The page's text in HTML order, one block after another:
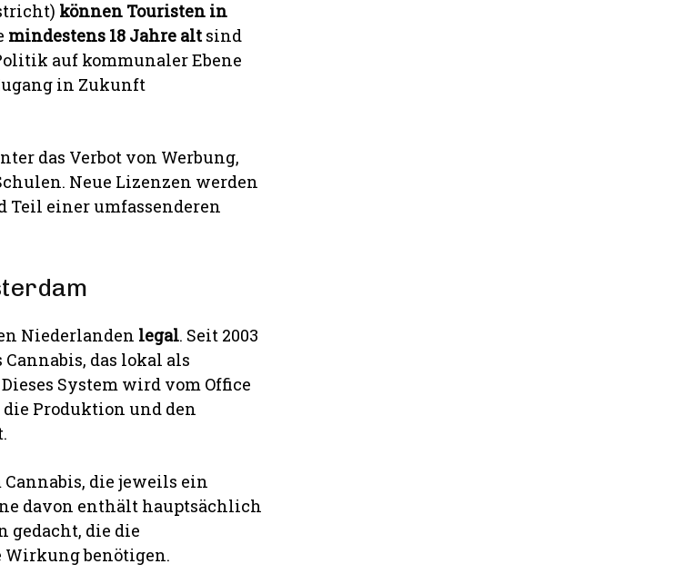
können Touristen in
mindestens 18 Jahre altsind
auf kommunaler Ebene
in Zukunft
das Verbot von Werbung,
Neue Lizenzen werden
Teil einer umfassenderen
Niederlanden legal. Seit 2003
das lokal als
System wird vom Office
Produktion und den
die jeweils ein
davon enthält hauptsächlich
gedacht, die die
benötigen.